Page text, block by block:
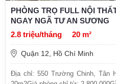
PHÒNG TRỌ FULL NỘI
NGAY NGÃ TƯ AN SƯƠNG
2.8 triệu/tháng
20 m²
Quận 12, Hồ Chí Minh
Địa chỉ: 550 Trường Chinh, Tân